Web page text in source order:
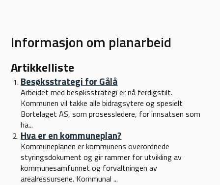
Informasjon om planarbeid
Artikkelliste
Besøksstrategi for Gålå
Arbeidet med besøksstrategi er nå ferdigstilt.
Kommunen vil takke alle bidragsytere og spesielt
Bortelaget AS, som prosessledere, for innsatsen som
ha...
Hva er en kommuneplan?
Kommuneplanen er kommunens overordnede
styringsdokument og gir rammer for utvikling av
kommunesamfunnet og forvaltningen av
arealressursene. Kommunal ...